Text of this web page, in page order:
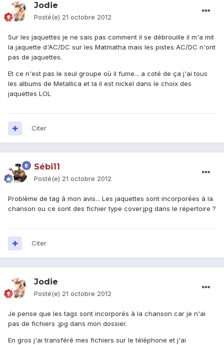
Jodie
Posté(e) 21 octobre 2012
Sur les jaquettes je ne sais pas comment il se débrouille il m'a mit
la jaquette d'AC/DC sur les Matmatha mais les pistes AC/DC n'ont
pas de jaquettes.
Et ce n'est pas le seul groupe où il fume... a coté de ça j'ai tous
les albums de Metallica et la il est nickel dans le choix des
jaquettes LOL
Citer
Sébi11
Posté(e) 21 octobre 2012
Problème de tag à mon avis... Les jaquettes sont incorporées à la
chanson ou ce sont des fichier type cover.jpg dans le répertoire ?
Citer
Jodie
Posté(e) 21 octobre 2012
Je pense que les tags sont incorporés à la chanson car je n'ai
pas de fichiers .jpg dans mon dossier.
En gros j'ai transféré mes fichiers sur le téléphone et j'ai